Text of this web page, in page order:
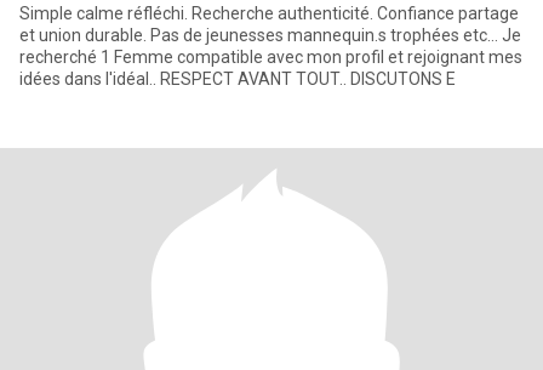
Simple calme réfléchi. Recherche authenticité. Confiance partage
et union durable. Pas de jeunesses mannequin.s trophées etc... Je
recherché 1 Femme compatible avec mon profil et rejoignant mes
idées dans l'idéal.. RESPECT AVANT TOUT.. DISCUTONS E